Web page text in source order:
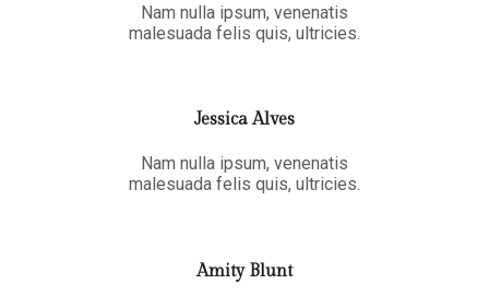
Nam nulla ipsum, venenatis
malesuada felis quis, ultricies.
Jessica Alves
Nam nulla ipsum, venenatis
malesuada felis quis, ultricies.
Amity Blunt